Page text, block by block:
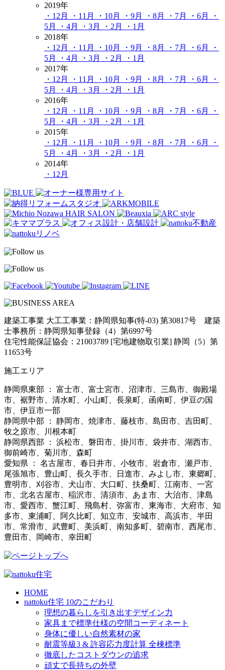
2019年
・12月
・11月 ・10月 ・9月 ・8月 ・7月 ・6月
・
5月
・4月 ・3月 ・2月
・1月
2018年
・12月
・11月 ・10月 ・9月 ・8月 ・7月 ・6月
・
5月
・4月 ・3月 ・2月
・1月
2017年
・12月
・11月 ・10月 ・9月 ・8月 ・7月 ・6月
・
5月
・4月 ・3月 ・2月
・1月
2016年
・12月
・11月 ・10月 ・9月 ・8月 ・7月 ・6月
・
5月
・4月 ・3月 ・2月
・1月
2015年
・12月
・11月 ・10月 ・9月 ・8月 ・7月 ・6月
・
5月
・4月 ・3月 ・2月
・1月
2014年
・12月
建築工事業 大工工事業：静岡県知事(特-03) 第30817号 建築
士事務所：静岡県知事登録（4）第6997号
住宅性能保証協会：21003789 [宅地建物取引業] 静岡（5）第
11653号
施工エリア
静岡県東部 ： 富士市、富士宮市、沼津市、三島市、御殿場
市、裾野市、清水町、小山町、長泉町、函南町、伊豆の国
市、伊豆市一部
静岡県中部 ： 静岡市、焼津市、藤枝市、島田市、吉田町、
牧之原市、川根本町
静岡県西部 ： 浜松市、磐田市、掛川市、袋井市、湖西市、
御前崎市、菊川市、森町
愛知県 ： 名古屋市、春日井市、小牧市、岩倉市、瀬戸市、
尾張旭市、豊山町、長久手市、日進市、みよし市、東郷町、
豊明市、刈谷市、犬山市、大口町、扶桑町、江南市、一宮
市、北名古屋市、稲沢市、清須市、あま市、大治市、津島
市、愛西市、蟹江町、飛島村、弥富市、東海市、大府市、知
多市、東浦町、阿久比町、知立市、安城市、高浜市、半田
市、常滑市、武豊町、美浜町、南知多町、碧南市、西尾市、
豊田市、岡崎市、幸田町
HOME
nattoku住宅 10のこだわり
理想の暮らしを引き出すデザイン力
家具まで標準仕様の空間コーディネート
身体に優しい自然素材の家
耐震等級3 & 許容応力度計算 全棟標準
徹底したコストダウンの追求
頑丈で長持ちの外壁